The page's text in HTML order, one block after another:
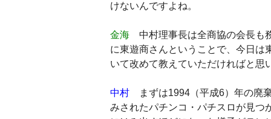
けないんですよね。
金海 中村理事長は全商協の会長も
に東遊商さんということで、今日は
いて改めて教えていただければと思
中村 まずは1994（平成6）年の廃
みされたパチンコ・パチスロが見つ